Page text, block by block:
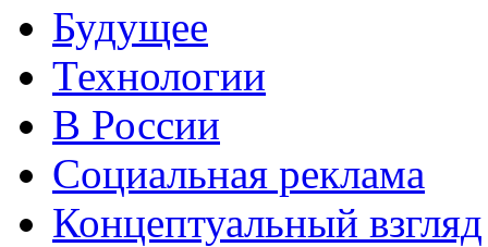
Будущее
Технологии
В России
Социальная реклама
Концептуальный взгляд